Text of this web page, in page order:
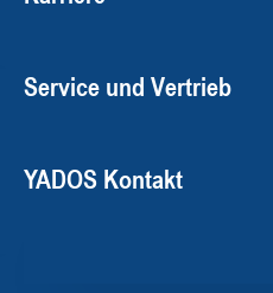
Service und Vertrieb
YADOS Kontakt